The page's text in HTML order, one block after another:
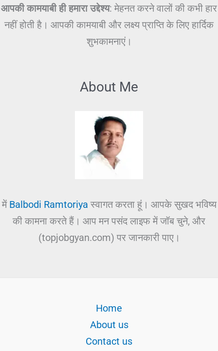
आपकी कामयाबी ही हमारा उद्देश्य: मेहनत करने वालों की कभी हार
नहीं होती है। आपकी कामयाबी और लक्ष्य प्राप्ति के लिए हार्दिक
शुभकामनाएं।
About Me
में Balbodi Ramtoriya स्वागत करता हूं। आपके सुखद भविष्य
की कामना करते हैं। आप मन पसंद लाइफ में जॉब चुने, और
(topjobgyan.com) पर जानकारी पाए।
Home
About us
Contact us